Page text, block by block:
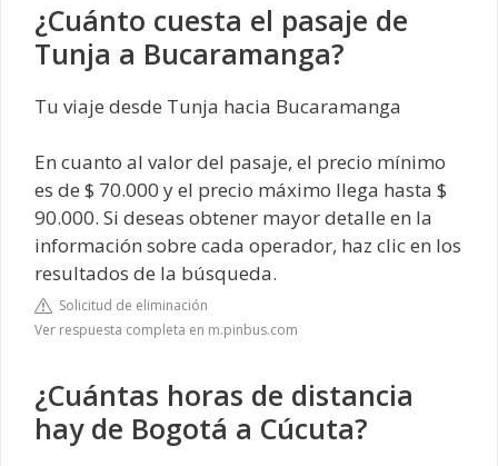
¿Cuánto cuesta el pasaje de
Tunja a Bucaramanga?
Tu viaje desde Tunja hacia Bucaramanga
En cuanto al valor del pasaje, el precio mínimo
es de $ 70.000 y el precio máximo llega hasta $
90.000. Si deseas obtener mayor detalle en la
información sobre cada operador, haz clic en los
resultados de la búsqueda.
Solicitud de eliminación
Ver respuesta completa en m.pinbus.com
¿Cuántas horas de distancia
hay de Bogotá a Cúcuta?